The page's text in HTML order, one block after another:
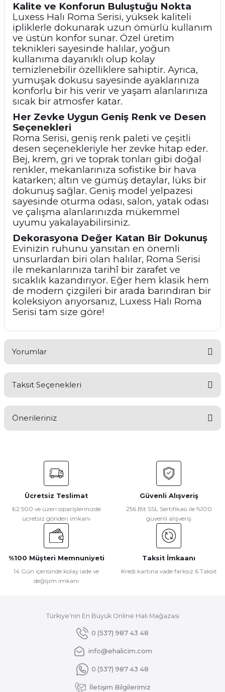
Kalite ve Konforun Buluştuğu Nokta
Luxess Halı Roma Serisi, yüksek kaliteli
ipliklerle dokunarak uzun ömürlü kullanım
ve üstün konfor sunar. Özel üretim
teknikleri sayesinde halılar, yoğun
kullanıma dayanıklı olup kolay
temizlenebilir özelliklere sahiptir. Ayrıca,
yumuşak dokusu sayesinde ayaklarınıza
konforlu bir his verir ve yaşam alanlarınıza
sıcak bir atmosfer katar.
Her Zevke Uygun Geniş Renk ve Desen
Seçenekleri
Roma Serisi, geniş renk paleti ve çeşitli
desen seçenekleriyle her zevke hitap eder.
Bej, krem, gri ve toprak tonları gibi doğal
renkler, mekanlarınıza sofistike bir hava
katarken; altın ve gümüş detaylar, lüks bir
dokunuş sağlar. Geniş model yelpazesi
sayesinde oturma odası, salon, yatak odası
ve çalışma alanlarınızda mükemmel
uyumu yakalayabilirsiniz.
Dekorasyona Değer Katan Bir Dokunuş
Evinizin ruhunu yansıtan en önemli
unsurlardan biri olan halılar, Roma Serisi
ile mekanlarınıza tarihî bir zarafet ve
sıcaklık kazandırıyor. Eğer hem klasik hem
de modern çizgileri bir arada barındıran bir
koleksiyon arıyorsanız, Luxess Halı Roma
Serisi tam size göre!
Yorumlar
Yorum Yaz
Taksit Seçenekleri
Önerileriniz
konularda yetersiz gördüğünüz noktaları öneri formunu
kullanarak tarafımıza iletebilirsiniz.
Görüş ve önerileriniz için teşekkür ederiz.
Ürün resmi kalitesiz, bozuk veya görüntülenemiyor.
Ürün açıklamasında eksik bilgiler bulunuyor.
Ürün bilgilerinde hatalar bulunuyor.
Ürün fiyatı diğer sitelerden daha pahalı.
Gönder
Ücretsiz Teslimat
₺2.500 ve üzeri siparişlerinizde
ücretsiz gönderi imkanı
Güvenli Alışveriş
256 Bit SSL Sertifikası ile %100
güvenli alışveriş
%100 Müşteri Memnuniyeti
14 Gün içerisinde kolay iade ve
değişim imkanı
Taksit İmkaanı
Kredi kartına vade farksız 6 Taksit
Türkiye'nin En Büyük Online Halı Mağazası
0 (537) 987 43 48
info@ehalicim.com
0 (537) 987 43 48
İletişim Bilgilerimiz